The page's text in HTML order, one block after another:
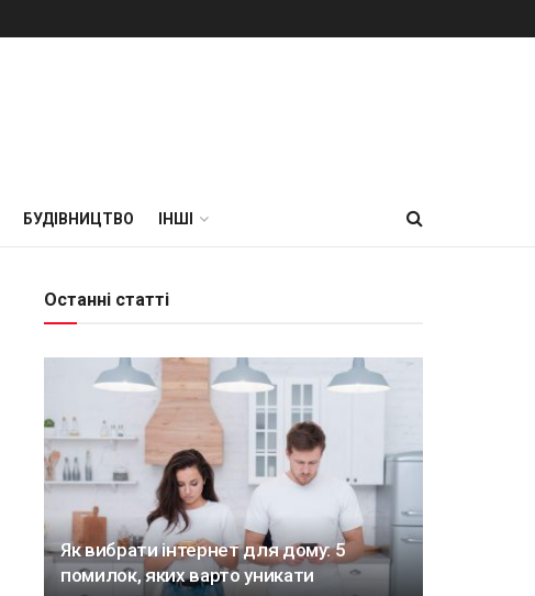
БУДІВНИЦТВО ІНШІ
Останні статті
Як вибрати інтернет для дому: 5
помилок, яких варто уникати